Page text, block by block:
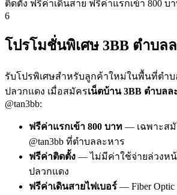
ติดตั้ง ฟรีค่าเดินสาย ฟรีค่าแรกเข้า 800 บ
6
โปรโมชั่นพิเศษ 3BB ตำบล
รับโปรพิเศษสำหรับลูกค้าใหม่ในพื้นที่ตำบ
ปลวกแดง เมื่อสมัครเน็ตบ้าน 3BB ตำบลล
@tan3bb:
ฟรีค่าแรกเข้า 800 บาท — เฉพาะส
@tan3bb ที่ตำบลละหาร
ฟรีค่าติดตั้ง — ไม่มีค่าใช้จ่ายล่วงห
ปลวกแดง
ฟรีค่าเดินสายไฟเบอร์ — Fiber